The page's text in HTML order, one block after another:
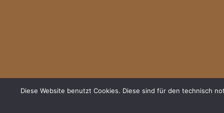
Diese Website benutzt Cookies. Diese sind für den technisch